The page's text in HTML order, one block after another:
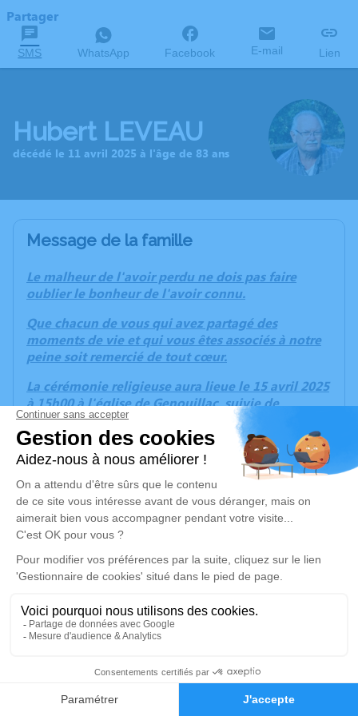
Faire-part Hommages
Partager
SMS WhatsApp Facebook E-mail Lien
Hubert LEVEAU
décédé le 11 avril 2025 à l'âge de 83 ans
Message de la famille
Le malheur de l'avoir perdu ne dois pas faire
oublier le bonheur de l'avoir connu.
Que chacun de vous qui avez partagé des
moments de vie et qui vous êtes associés à notre
peine soit remercié de tout cœur.
La cérémonie religieuse aura lieue le 15 avril 2025
à 15h00 à l'église de Genouillac, suivie de
l'inhumation au cimetière de Genouillac à 16h15.
Cet espace privé est destiné à recueillir vos
condoléances ou le souvenir d’un moment passé.
Un service de plantation d’arbre hommage est
disponible ici
Je rends hommage
Cérémonie religieuse
mardi 15 avril 2025 à 15h00
23350 Genouillac